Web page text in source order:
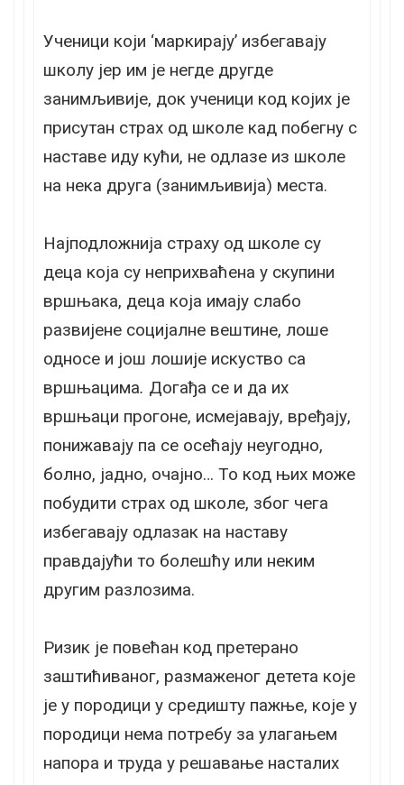
Ученици који ‘маркирају’ избегавају
школу јер им је негде другде
занимљивије, док ученици код којих је
присутан страх од школе кад побегну с
наставе иду кући, не одлазе из школе
на нека друга (занимљивија) места.
Најподложнија страху од школе су
деца која су неприхваћена у скупини
вршњака, деца која имају слабо
развијене социјалне вештине, лоше
односе и још лошије искуство са
вршњацима. Догађа се и да их
вршњаци прогоне, исмејавају, вређају,
понижавају па се осећају неугодно,
болно, јадно, очајно… То код њих може
побудити страх од школе, због чега
избегавају одлазак на наставу
правдајући то болешћу или неким
другим разлозима.
Ризик је повећан код претерано
заштићиваног, размаженог детета које
је у породици у средишту пажње, које у
породици нема потребу за улагањем
напора и труда у решавање насталих